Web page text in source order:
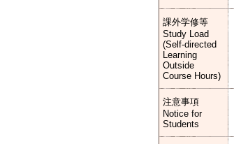
課外学修等
Study Load
(Self-directed
Learning
Outside
Course Hours)
注意事項
Notice for
Students